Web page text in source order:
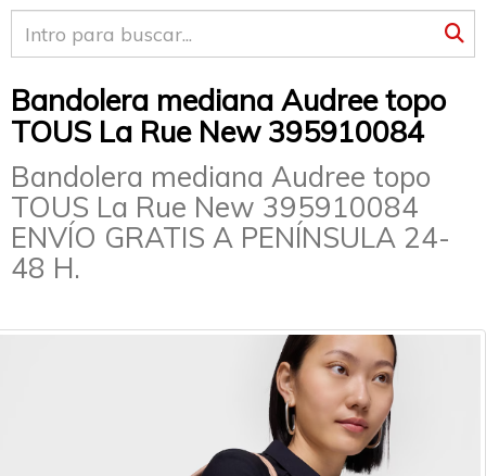
Bandolera mediana Audree topo
TOUS La Rue New 395910084
Bandolera mediana Audree topo
TOUS La Rue New 395910084
ENVÍO GRATIS A PENÍNSULA 24-
48 H.